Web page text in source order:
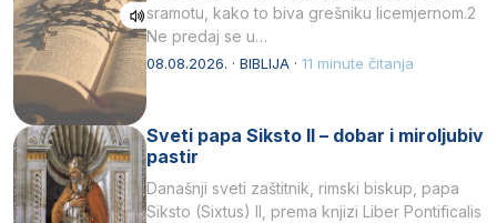
sramotu, kako to biva grešniku licemjernom.2
Ne predaj se u…
08.08.2026. · BIBLIJA · 11 minute čitanja
Sveti papa Siksto II – dobar i miroljubiv
pastir
Današnji sveti zaštitnik, rimski biskup, papa
Siksto (Sixtus) II, prema knjizi Liber Pontificalis